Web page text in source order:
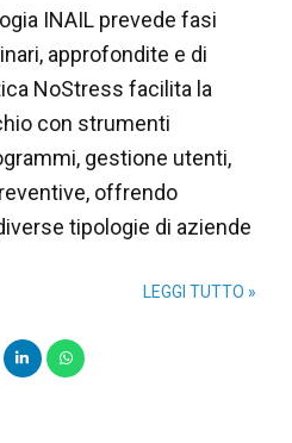
INAIL prevede fasi
approfondite e di
NoStress facilita la
con strumenti
gestione utenti,
offrendo
tipologie di aziende
LEGGI TUTTO »